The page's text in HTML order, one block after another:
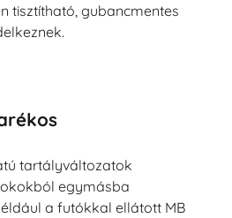
tisztítható, gubancmentes
tartályváltozatok
egymásba
a futókkal ellátott MB